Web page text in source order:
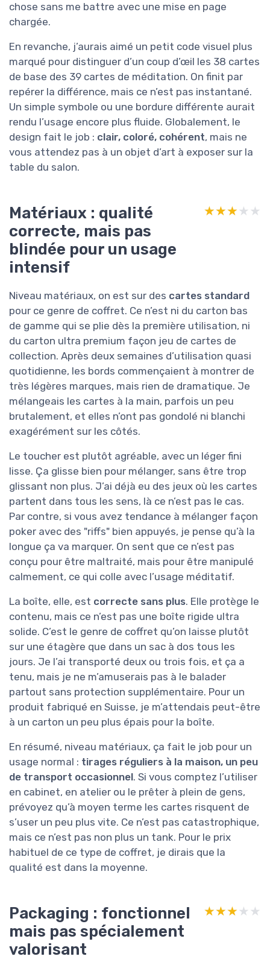
chose sans me battre avec une mise en page
chargée.
En revanche, j’aurais aimé un petit code visuel plus
marqué pour distinguer d’un coup d’œil les 38 cartes
de base des 39 cartes de méditation. On finit par
repérer la différence, mais ce n’est pas instantané.
Un simple symbole ou une bordure différente aurait
rendu l’usage encore plus fluide. Globalement, le
design fait le job : clair, coloré, cohérent, mais ne
vous attendez pas à un objet d’art à exposer sur la
table du salon.
Matériaux : qualité
correcte, mais pas
blindée pour un usage
intensif
★★★★★
★★★★★
Niveau matériaux, on est sur des cartes standard
pour ce genre de coffret. Ce n’est ni du carton bas
de gamme qui se plie dès la première utilisation, ni
du carton ultra premium façon jeu de cartes de
collection. Après deux semaines d’utilisation quasi
quotidienne, les bords commençaient à montrer de
très légères marques, mais rien de dramatique. Je
mélangeais les cartes à la main, parfois un peu
brutalement, et elles n’ont pas gondolé ni blanchi
exagérément sur les côtés.
Le toucher est plutôt agréable, avec un léger fini
lisse. Ça glisse bien pour mélanger, sans être trop
glissant non plus. J’ai déjà eu des jeux où les cartes
partent dans tous les sens, là ce n’est pas le cas.
Par contre, si vous avez tendance à mélanger façon
poker avec des "riffs" bien appuyés, je pense qu’à la
longue ça va marquer. On sent que ce n’est pas
conçu pour être maltraité, mais pour être manipulé
calmement, ce qui colle avec l’usage méditatif.
La boîte, elle, est correcte sans plus. Elle protège le
contenu, mais ce n’est pas une boîte rigide ultra
solide. C’est le genre de coffret qu’on laisse plutôt
sur une étagère que dans un sac à dos tous les
jours. Je l’ai transporté deux ou trois fois, et ça a
tenu, mais je ne m’amuserais pas à le balader
partout sans protection supplémentaire. Pour un
produit fabriqué en Suisse, je m’attendais peut-être
à un carton un peu plus épais pour la boîte.
En résumé, niveau matériaux, ça fait le job pour un
usage normal : tirages réguliers à la maison, un peu
de transport occasionnel. Si vous comptez l’utiliser
en cabinet, en atelier ou le prêter à plein de gens,
prévoyez qu’à moyen terme les cartes risquent de
s’user un peu plus vite. Ce n’est pas catastrophique,
mais ce n’est pas non plus un tank. Pour le prix
habituel de ce type de coffret, je dirais que la
qualité est dans la moyenne.
Packaging : fonctionnel
mais pas spécialement
valorisant
★★★★★
★★★★★